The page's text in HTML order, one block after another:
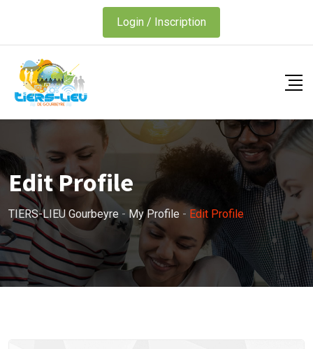
content
Login / Inscription
Edit Profile
TIERS-LIEU Gourbeyre - My Profile - Edit Profile